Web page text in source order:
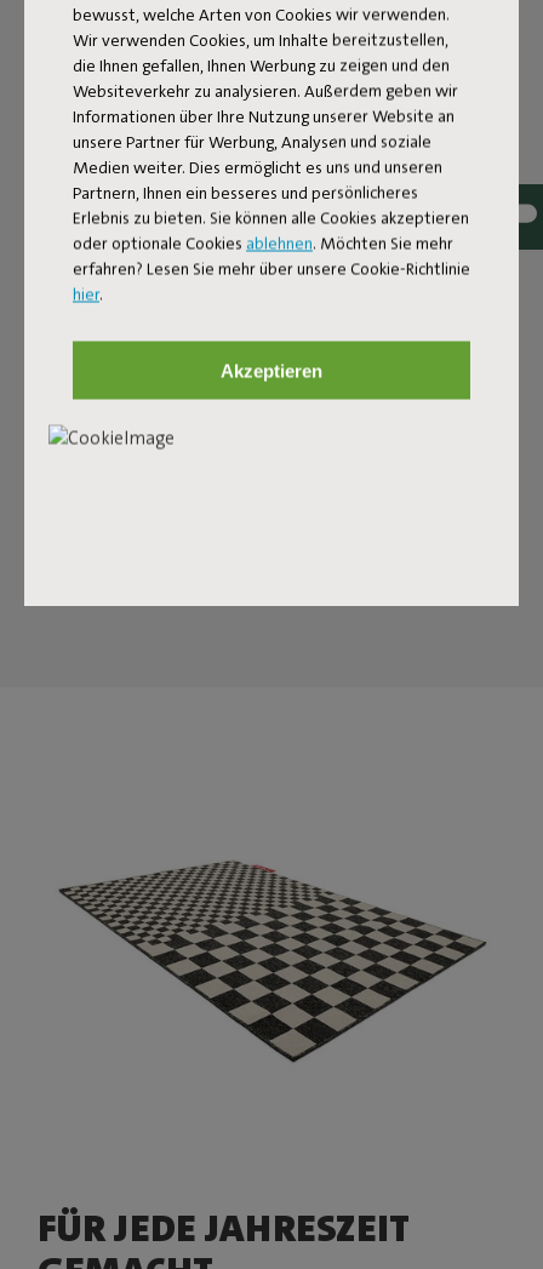
bewusst, welche Arten von Cookies wir verwenden.
Wir verwenden Cookies, um Inhalte bereitzustellen,
die Ihnen gefallen, Ihnen Werbung zu zeigen und den
Websiteverkehr zu analysieren. Außerdem geben wir
Informationen über Ihre Nutzung unserer Website an
unsere Partner für Werbung, Analysen und soziale
Medien weiter. Dies ermöglicht es uns und unseren
Partnern, Ihnen ein besseres und persönlicheres
Erlebnis zu bieten. Sie können alle Cookies akzeptieren
oder optionale Cookies ablehnen. Möchten Sie mehr
erfahren? Lesen Sie mehr über unsere Cookie-Richtlinie
hier.
Akzeptieren
DESIGNTEPPICH FÜR
DRINNEN UND DRAUSSEN
Der Carpretty Petit ist ein Designteppich für draußen, der
sich drinnen genauso wohlfühlt. Er verbindet
durchdachtes Design mit hoher Qualität. Mit seinem
Format von 160 x 230 Zentimetern bildet er eine solide
Basis für Terrassen, Stadtgärten und Wintergärten, ohne
FÜR JEDE JAHRESZEIT